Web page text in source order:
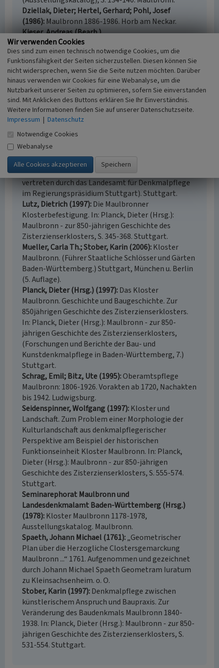
Dziellak, Dieter; Hertel, Gerhard; Pohl, Josef
(1986) Maulbronn 1886-1986. Horb am Neckar.
Kieser, Andreas (Bearb.)
(1687) "Altwürttembergische Forstkartenwerk"
(1687) des Herzoglichen Württembergischen
Kriegsrats und Oberst-Leutnants Andreas Kieser
1680-1687. Blatt 95: Maulbronn, bemerkenswerte
Ansicht des Klosters mit vielen Türmen und Blatt
96: Zeysersweyer Ansicht von "Schmier" (nur als
Schwarzweißfotos überliefert). o. O.
Legner, Patricia; Schmid, Alexander; Grob, Christin
(Bearb.); Weber, Ariane (Mitarb.) / Planstatt Senner
für Landschaftarchitektur (Hrsg.)
(2012) Landschaftsplanerische Gesamtperspektive
Klosterlandschaft Maulbronn (Gutachten im Auftrag
des Ministerium für Finanzen und Wirtschaft
vertreten durch das Landesamt für Denkmalpflege
im Regierungspräsidium Stuttgart). Stuttgart.
Lutz, Dietrich (1997) Die Maulbronner
Klosterbefestigung. In: Planck, Dieter (Hrsg.):
Maulbronn - zur 850-jährigen Geschichte des
Zisterzienserklosters, S. 345-368. Stuttgart.
Mueller, Carla Th.; Stober, Karin (2006) Kloster
Maulbronn. (Führer Staatliche Schlösser und Gärten
Baden-Württemberg.) Stuttgart, München u. Berlin
(5. Auflage).
Planck, Dieter (Hrsg.) (1997) Das Kloster
Maulbronn. Geschichte und Baugeschichte. Zur
850jährigen Geschichte des Zisterzienserklosters.
In: Planck, Dieter (Hrsg.): Maulbronn - zur 850-
jährigen Geschichte des Zisterzienserklosters,
(Forschungen und Berichte der Bau- und
Kunstdenkmalpflege in Baden-Württemberg, 7.)
Stuttgart.
Schrag, Emil; Bitz, Ute (1995) Oberamtspflege
Maulbronn: 1806-1926. Vorakten ab 1720, Nachakten
bis 1942. Ludwigsburg.
Seidenspinner, Wolfgang (1997) Kloster und
Landschaft. Zum Problem einer Morphologie der
Kulturlandschaft aus denkmalpflegerischer
Perspektive am Beispiel der historischen
Funktionseinheit Kloster Maulbronn. In: Planck,
Dieter (Hrsg.): Maulbronn - zur 850-jährigen
Geschichte des Zisterzienserklosters, S. 555-574.
Stuttgart.
Seminarephorat Maulbronn und
Landesdenkmalamt Baden-Württemberg (Hrsg.)
(1978) Kloster Maulbronn 1178-1978,
Ausstellungskatalog. Maulbronn.
Spaeth, Johann Michael (1761) „Geometrischer
Plan über die Herzogliche Clostersgemarckung
Maulbronn ...“ 1761. Aufgenommen und gezeichnet
durch Johann Michael Spaeth Geometram Iuratum
zu Kleinsachsenheim. o. O.
Stober, Karin (1997) Denkmalpflege zwischen
künstlerischem Anspruch und Baupraxis. Zur
Veränderung des Baudenkmals Maulbronn 1840-
1938. In: Planck, Dieter (Hrsg.): Maulbronn - zur 850-
jährigen Geschichte des Zisterzienserklosters, S.
531-554. Stuttgart.
Wir verwenden Cookies
Dies sind zum einen technisch notwendige Cookies, um die
Funktionsfähigkeit der Seiten sicherzustellen. Diesen können Sie
nicht widersprechen, wenn Sie die Seite nutzen möchten. Darüber
hinaus verwenden wir Cookies für eine Webanalyse, um die
Nutzbarkeit unserer Seiten zu optimieren, sofern Sie einverstanden
sind. Mit Anklicken des Buttons erklären Sie Ihr Einverständnis.
Weitere Informationen finden Sie auf unserer Datenschutzseite.
Impressum | Datenschutz
Notwendige Cookies
Webanalyse